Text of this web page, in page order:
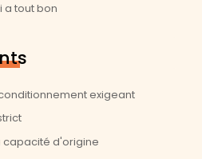
a tout bon
exigeant
capacité d'origine